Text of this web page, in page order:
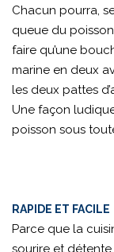
Chacun pourra,
queue du
faire qu’une
marine en deux
les deux pattes
Une façon
poisson sous
RAPIDE ET FACILE
Parce que la
sourire et